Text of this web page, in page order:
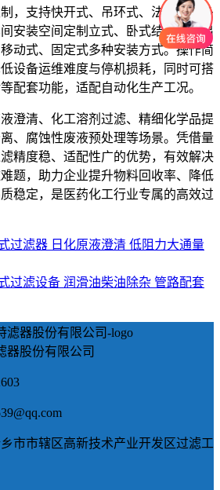
，支持快开式、吊环式、法兰式等多
安装空间定制立式、卧式结构及进出
动式、固定式多种安装方式。操作简
设备运维难度与停机损耗，同时可搭
配套功能，适配自动化生产工况。
澄清、化工溶剂过滤、精细化学品提
、腐蚀性废液预处理等场景。凭借量
精度稳、适配性广的优势，有效解决
题，助力企业提升物料回收率、降低
稳定，是医药化工行业专属的高效过
过滤器 日化原液澄清 低阻力大通量
过滤设备 润滑油柴油除杂 管路配套
器股份有限公司
市市辖区高新技术产业开发区过滤工